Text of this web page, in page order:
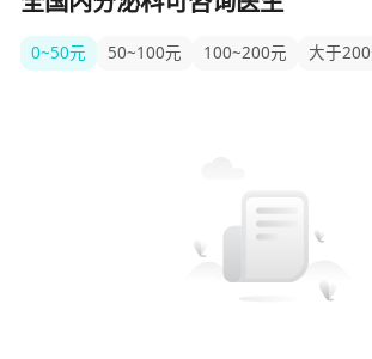
0~50元 50~100元 100~200元 大于